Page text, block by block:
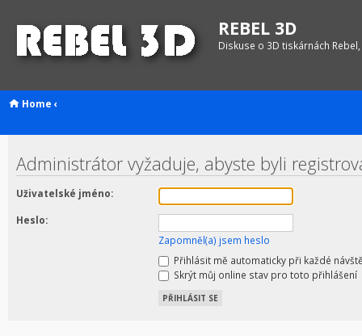
REBEL 3D
Diskuse o 3D tiskárnách
Home ‹
Administrátor vyžaduje, abyste byli
Uživatelské jméno:
Heslo:
Zapomněl(a) jsem heslo
Přihlásit mě automaticky při každé
Skrýt můj online stav pro toto přihlášení